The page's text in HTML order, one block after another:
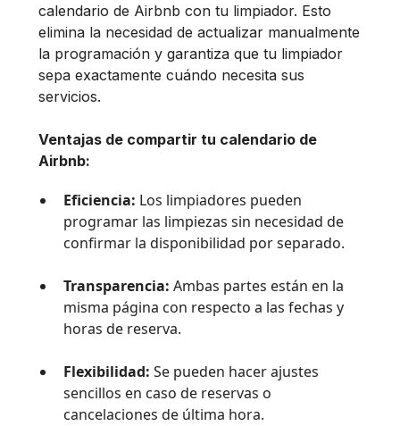
calendario de Airbnb con tu limpiador. Esto
elimina la necesidad de actualizar manualmente
la programación y garantiza que tu limpiador
sepa exactamente cuándo necesita sus
servicios.
Ventajas de compartir tu calendario de
Airbnb:
Eficiencia: Los limpiadores pueden
programar las limpiezas sin necesidad de
confirmar la disponibilidad por separado.
Transparencia: Ambas partes están en la
misma página con respecto a las fechas y
horas de reserva.
Flexibilidad: Se pueden hacer ajustes
sencillos en caso de reservas o
cancelaciones de última hora.